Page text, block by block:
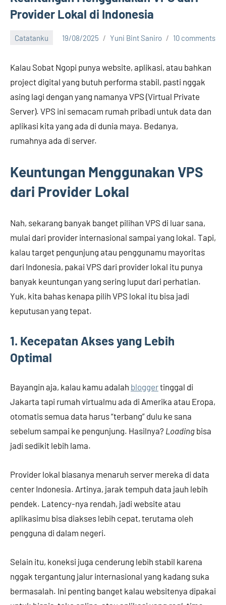
Provider Lokal di Indonesia
Catatanku 19/08/2025 Yuni Bint Saniro 10 comments
Kalau Sobat Ngopi punya website, aplikasi, atau bahkan
project digital yang butuh performa stabil, pasti nggak
asing lagi dengan yang namanya VPS (Virtual Private
Server). VPS ini semacam rumah pribadi untuk data dan
aplikasi kita yang ada di dunia maya. Bedanya,
rumahnya ada di server.
Keuntungan Menggunakan VPS
dari Provider Lokal
Nah, sekarang banyak banget pilihan VPS di luar sana,
mulai dari provider internasional sampai yang lokal. Tapi,
kalau target pengunjung atau penggunamu mayoritas
dari Indonesia, pakai VPS dari provider lokal itu punya
banyak keuntungan yang sering luput dari perhatian.
Yuk, kita bahas kenapa pilih VPS lokal itu bisa jadi
keputusan yang tepat.
1. Kecepatan Akses yang Lebih
Optimal
Bayangin aja, kalau kamu adalah bloggertinggal di
Jakarta tapi rumah virtualmu ada di Amerika atau Eropa,
otomatis semua data harus “terbang” dulu ke sana
sebelum sampai ke pengunjung. Hasilnya? Loading bisa
jadi sedikit lebih lama.
Provider lokal biasanya menaruh server mereka di data
center Indonesia. Artinya, jarak tempuh data jauh lebih
pendek. Latency-nya rendah, jadi website atau
aplikasimu bisa diakses lebih cepat, terutama oleh
pengguna di dalam negeri.
Selain itu, koneksi juga cenderung lebih stabil karena
nggak tergantung jalur internasional yang kadang suka
bermasalah. Ini penting banget kalau websitenya dipakai